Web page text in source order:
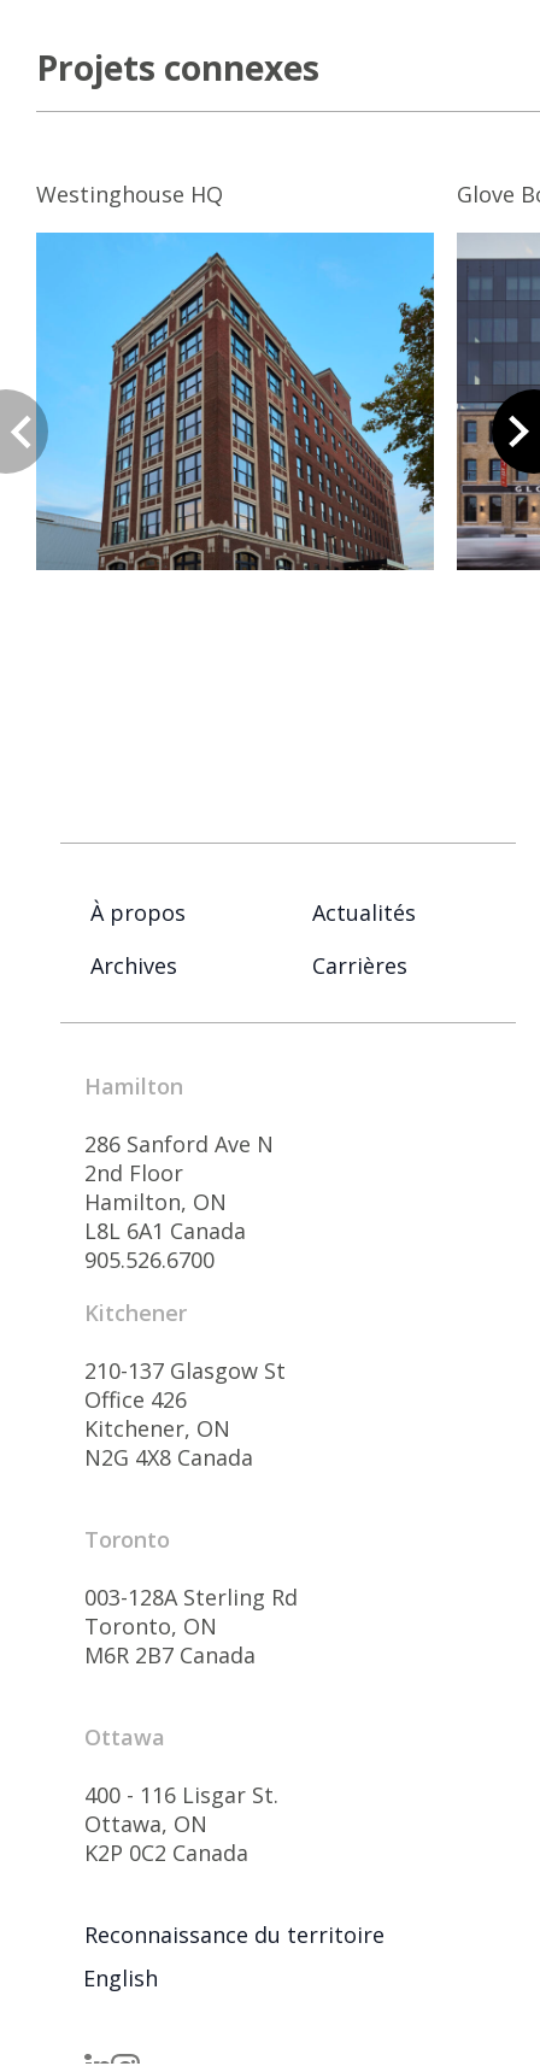
Projets connexes
Westinghouse HQ Glove
À propos
Actualités
Archives
Carrières
Hamilton
286 Sanford Ave N
2nd Floor
Hamilton, ON
L8L 6A1 Canada
905.526.6700
Kitchener
210-137 Glasgow St
Office 426
Kitchener, ON
N2G 4X8 Canada
Toronto
003-128A Sterling Rd
Toronto, ON
M6R 2B7 Canada
Ottawa
400 - 116 Lisgar St.
Ottawa, ON
K2P 0C2 Canada
Reconnaissance du territoire
English